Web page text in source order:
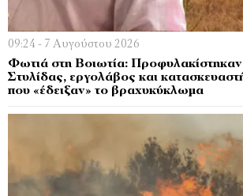
09:24 - 7 Αυγούστου 2026
Φωτιά στη Βοιωτία:
Στυλίδας, εργολάβος και
που «έδειξαν» το βραχυκύκλωμα